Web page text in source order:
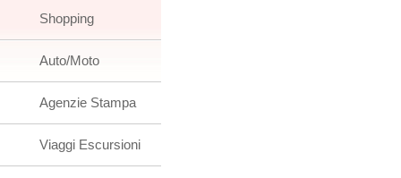
Shopping
Auto/Moto
Agenzie Stampa
Viaggi Escursioni